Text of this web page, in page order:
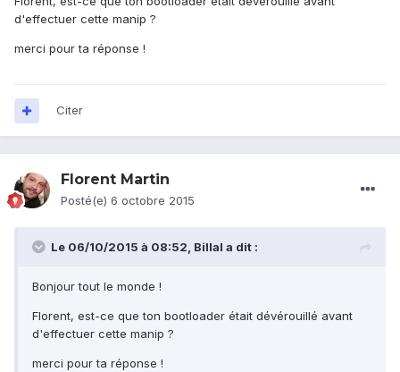
d'effectuer cette manip ?
merci pour ta réponse !
Citer
Florent Martin
Posté(e) 6 octobre 2015
Le 06/10/2015 à 08:52, Billal a dit :
Bonjour tout le monde !
Florent, est-ce que ton bootloader était dévérouillé avant
d'effectuer cette manip ?
merci pour ta réponse !